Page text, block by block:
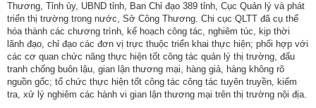
Thương, Tỉnh ủy, UBND tỉnh, Ban Chỉ đạo 389 tỉnh, Cục Quản lý và phát
triển thị trường trong nước, Sở Công Thương. Chi cục QLTT đã cụ thể
hóa thành các chương trình, kế hoạch công tác, nghiêm túc, kịp thời
lãnh đạo, chỉ đạo các đơn vị trực thuộc triển khai thực hiện; phối hợp với
các cơ quan chức năng thực hiện tốt công tác quản lý thị trường, đấu
tranh chống buôn lậu, gian lận thương mại, hàng giả, hàng không rõ
nguồn gốc; tổ chức thực hiện tốt công tác công tác tuyên truyền, kiểm
tra, xử lý nghiêm các hành vi gian lận thương mại trên thị trường nội địa.